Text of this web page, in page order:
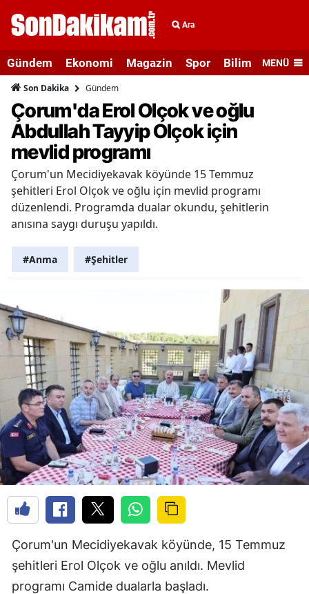
Ara
Gündem Ekonomi Magazin Spor Bilim veMENÜ
Son Dakika Gündem
Çorum'da Erol Olçok ve oğlu
Abdullah Tayyip Olçok için
mevlid programı
Çorum'un Mecidiyekavak köyünde 15 Temmuz
şehitleri Erol Olçok ve oğlu için mevlid programı
düzenlendi. Programda dualar okundu, şehitlerin
anısına saygı duruşu yapıldı.
#Anma #Şehitler
Çorum'un Mecidiyekavak köyünde, 15 Temmuz
şehitleri Erol Olçok ve oğlu anıldı. Mevlid
programı Camide dualarla başladı.